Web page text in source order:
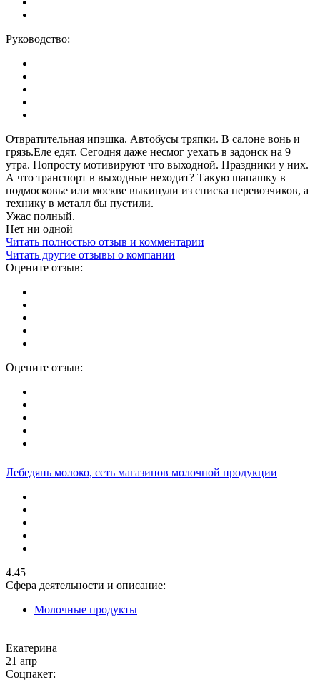
Руководство:
Отвратительная ипэшка. Автобусы тряпки. В салоне вонь и
грязь.Еле едят. Сегодня даже несмог уехать в задонск на 9
утра. Попросту мотивируют что выходной. Праздники у них.
А что транспорт в выходные неходит? Такую шапашку в
подмосковье или москве выкинули из списка перевозчиков, а
технику в металл бы пустили.
Ужас полный.
Нет ни одной
Читать полностью отзыв и комментарии
Читать другие отзывы о компании
Оцените отзыв:
Оцените отзыв:
Лебедянь молоко, сеть магазинов молочной продукции
4.45
Сфера деятельности и описание:
Молочные продукты
Екатерина
21 апр
Соцпакет: